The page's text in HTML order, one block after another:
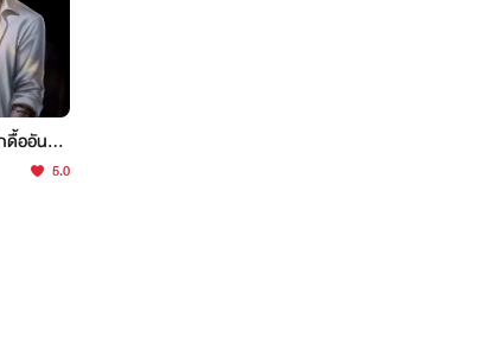
ดื้ออันดับ
ก+ภาพป5.0